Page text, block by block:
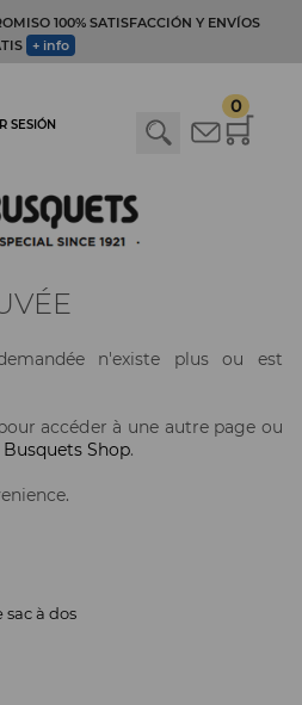
100% SATISFACCIÓN Y ENVÍOS
+ info
0
SESIÓN
n'existe plus ou est
accéder à une autre page ou
Busquets Shop.
sac à dos